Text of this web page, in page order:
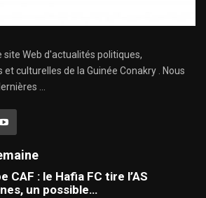
site Web d'actualités politiques,
culturelles de la Guinée Conakry . Nous
...
CAF : le Hafia FC tire l’AS
un possible…